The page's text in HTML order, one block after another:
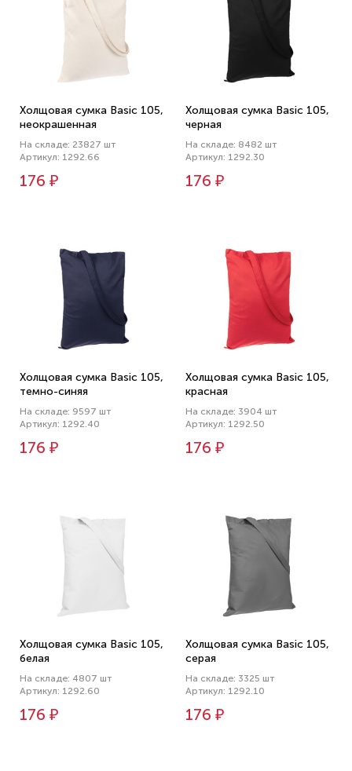
Холщовая сумка Basic 105,
неокрашенная
На складе: 23827 шт
Артикул: 1292.66
176 ₽
Холщовая сумка Basic 105,
черная
На складе: 8482 шт
Артикул: 1292.30
176 ₽
Холщовая сумка Basic 105,
темно-синяя
На складе: 9597 шт
Артикул: 1292.40
176 ₽
Холщовая сумка Basic 105,
красная
На складе: 3904 шт
Артикул: 1292.50
176 ₽
Холщовая сумка Basic 105,
белая
На складе: 4807 шт
Артикул: 1292.60
176 ₽
Холщовая сумка Basic 105,
серая
На складе: 3325 шт
Артикул: 1292.10
176 ₽